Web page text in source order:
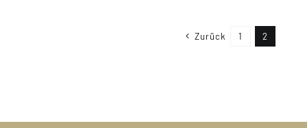
Zurück 1 2